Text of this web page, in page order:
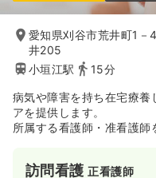
愛知県刈谷市荒井町1－
井205
小垣江駅
15分
病気や障害を持ち在宅療養
アを提供します。
所属する看護師・准看護師
ケア・リハビリ・小児科・
訪問看護正看護師